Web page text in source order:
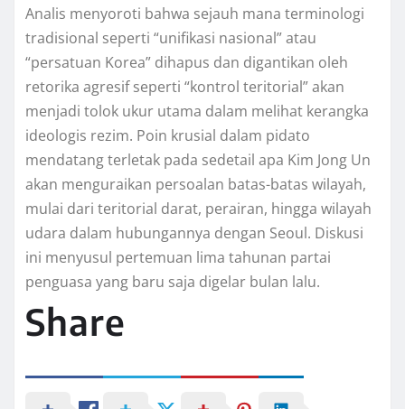
Analis menyoroti bahwa sejauh mana terminologi
tradisional seperti “unifikasi nasional” atau
“persatuan Korea” dihapus dan digantikan oleh
retorika agresif seperti “kontrol teritorial” akan
menjadi tolok ukur utama dalam melihat kerangka
ideologis rezim. Poin krusial dalam pidato
mendatang terletak pada sedetail apa Kim Jong Un
akan menguraikan persoalan batas-batas wilayah,
mulai dari teritorial darat, perairan, hingga wilayah
udara dalam hubungannya dengan Seoul. Diskusi
ini menyusul pertemuan lima tahunan partai
penguasa yang baru saja digelar bulan lalu.
Share